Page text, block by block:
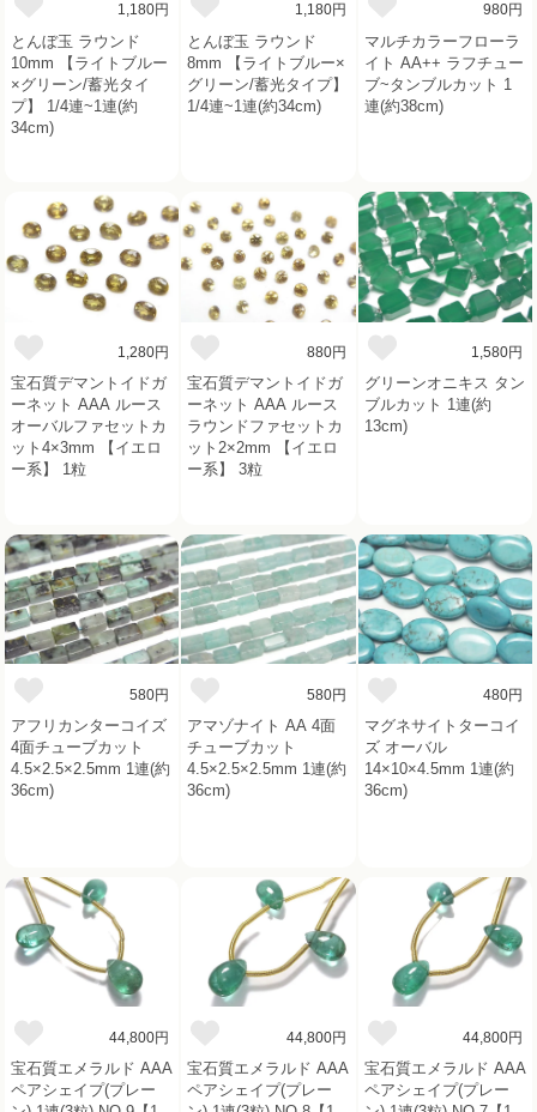
1,180円
とんぼ玉 ラウンド
10mm 【ライトブルー
×グリーン/蓄光タイ
プ】 1/4連~1連(約
34cm)
1,180円
とんぼ玉 ラウンド
8mm 【ライトブルー×
グリーン/蓄光タイプ】
1/4連~1連(約34cm)
980円
マルチカラーフローラ
イト AA++ ラフチュー
ブ~タンブルカット 1
連(約38cm)
1,280円
宝石質デマントイドガ
ーネット AAA ルース
オーバルファセットカ
ット4×3mm 【イエロ
ー系】 1粒
880円
宝石質デマントイドガ
ーネット AAA ルース
ラウンドファセットカ
ット2×2mm 【イエロ
ー系】 3粒
1,580円
グリーンオニキス タン
ブルカット 1連(約
13cm)
580円
アフリカンターコイズ
4面チューブカット
4.5×2.5×2.5mm 1連(約
36cm)
580円
アマゾナイト AA 4面
チューブカット
4.5×2.5×2.5mm 1連(約
36cm)
480円
マグネサイトターコイ
ズ オーバル
14×10×4.5mm 1連(約
36cm)
44,800円
宝石質エメラルド AAA
ペアシェイプ(プレー
44,800円
宝石質エメラルド AAA
ペアシェイプ(プレー
44,800円
宝石質エメラルド AAA
ペアシェイプ(プレー